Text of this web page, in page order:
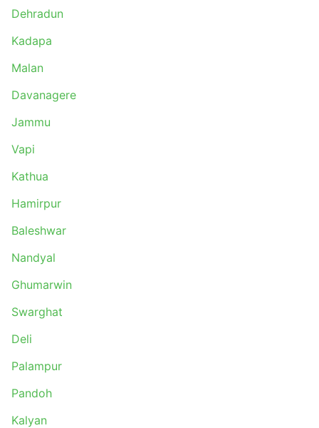
Tumakuru
Vellore
Madgaon
Madurai
Surat
Abohar
Gurdaspur
Kangra
Sunder Nagar
Udhampur
Kaliakkavilai
Kavalkinaru
Hoskote
Bareilly
Ropar
Dehradun
Kadapa
Malan
Davanagere
Jammu
Vapi
Kathua
Hamirpur
Baleshwar
Nandyal
Ghumarwin
Swarghat
Deli
Palampur
Pandoh
Kalyan